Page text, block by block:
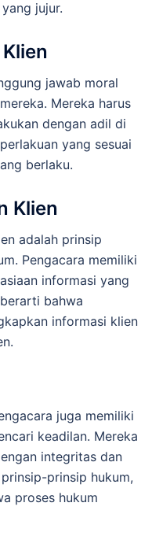
jujur.
jawab moral
Mereka harus
dengan adil di
yang sesuai
berlaku.
Klien
adalah prinsip
Pengacara memiliki
informasi yang
bahwa
informasi klien
juga memiliki
keadilan. Mereka
integritas dan
prinsip hukum,
proses hukum